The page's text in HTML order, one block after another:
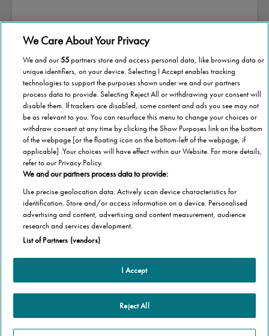
Sobre a Stannah
A Stannah nasceu pelas mãos de Joseph
Stannah, há quase 150 anos.
Ao longo destes anos, o nosso esforço e
dedicação no desenvolvimento das melhores
soluções de mercado na área da mobilidade
estão refletidos na diversidade de
equipamentos que disponibilizamos para
melhorar o seu dia-a-dia.
Equipamentos
Elevadores residenciais
Scooters de mobilidade
Artigos Stannah
Vida saudável
Equipamentos
Sobre
We Care About Your Privacy
We and our55partners store and access personal data, like browsing data or
unique identifiers, on your device. Selecting I Accept enables tracking
technologies to support the purposes shown under we and our partners
process data to provide. Selecting Reject All or withdrawing your consent will
disable them. If trackers are disabled, some content and ads you see may not
be as relevant to you. You can resurface this menu to change your choices or
withdraw consent at any time by clicking the Show Purposes link on the bottom
of the webpage [or the floating icon on the bottom-left of the webpage, if
applicable] .Your choices will have effect within our Website. For more details,
refer to our Privacy Policy.
We and our partners process data to provide:
Use precise geolocation data. Actively scan device characteristics for
identification. Store and/or access information on a device. Personalised
advertising and content, advertising and content measurement, audience
research and services development.
List of Partners (vendors)
I Accept
Reject All